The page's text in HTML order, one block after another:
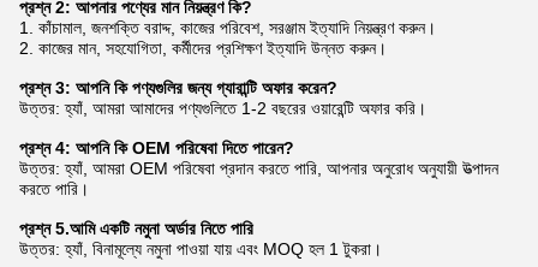
প্রশ্ন 2: আপনার পণ্যের মান নিয়ন্ত্রণ কি?
1. কাঁচামাল, জনশক্তি বরাদ্দ, কাজের পরিবেশ, সরঞ্জাম ইত্যাদি নিয়ন্ত্রণ করুন।
2. কাজের মান, সহযোগিতা, কর্মীদের প্রশিক্ষণ ইত্যাদি উন্নত করুন।
প্রশ্ন 3: আপনি কি পণ্যগুলির জন্য গ্যারান্টি অফার করেন?
উত্তর: হ্যাঁ, আমরা আমাদের পণ্যগুলিতে 1-2 বছরের ওয়ারেন্টি অফার করি।
প্রশ্ন 4: আপনি কি OEM পরিষেবা দিতে পারেন?
উত্তর: হ্যাঁ, আমরা OEM পরিষেবা প্রদান করতে পারি, আপনার অনুরোধ অনুযায়ী উত্পাদন
করতে পারি।
প্রশ্ন 5.আমি একটি নমুনা অর্ডার নিতে পারি
উত্তর: হ্যাঁ, বিনামূল্যে নমুনা পাওয়া যায় এবং MOQ হল 1 টুকরা।